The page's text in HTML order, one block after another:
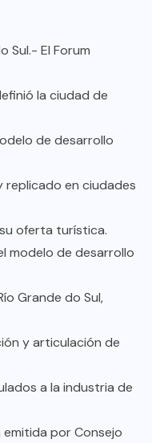
Sul.- El Forum
la ciudad de
de desarrollo
en ciudades
oferta turística.
modelo de desarrollo
Grande do Sul,
y articulación de
a la industria de
por Consejo